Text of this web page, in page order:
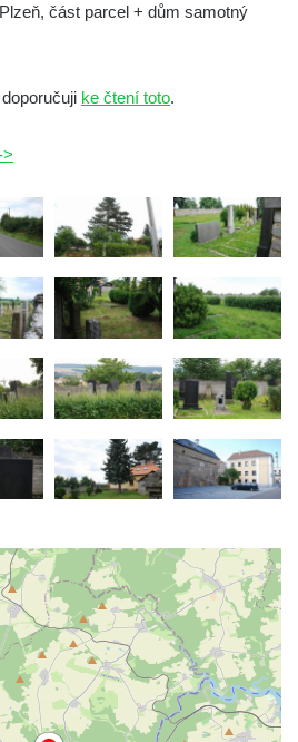
Touškov (Stadt
nad Vltavou
Úštěk
Krumlov (Krummau)
(Amonsgrün) pod
Šitboř (Klein-
(Steingrub)
(Mies)
Náchod (Nachod)
Hořice (Horschitz)
Labem
(Lichtenstadt)
část parcel + dům samotný
ke čtení toto.